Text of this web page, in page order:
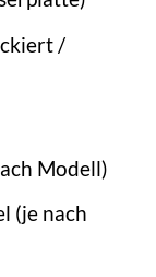
/
Modell)
(je nach